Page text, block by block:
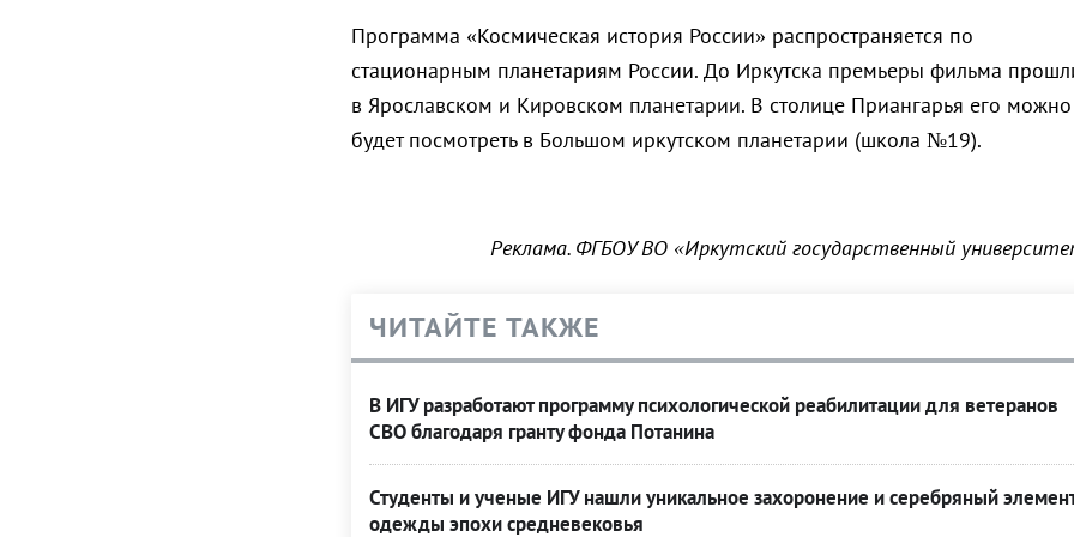
Программа «Космическая история России» распространяется по
стационарным планетариям России. До Иркутска премьеры фильма
в Ярославском и Кировском планетарии. В столице Приангарья его можно
будет посмотреть в Большом иркутском планетарии (школа №19).
Реклама. ФГБОУ ВО «Иркутский государственный
ЧИТАЙТЕ ТАКЖЕ
В ИГУ разработают программу психологической реабилитации для ветеранов
СВО благодаря гранту фонда Потанина
Студенты и ученые ИГУ нашли уникальное захоронение и серебряный
одежды эпохи средневековья